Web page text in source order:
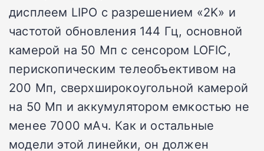
дисплеем LIPO с разрешением «2K» и
частотой обновления 144 Гц, основной
камерой на 50 Мп с сенсором LOFIC,
перископическим телеобъективом на
200 Мп, сверхширокоугольной камерой
на 50 Мп и аккумулятором емкостью не
менее 7000 мАч. Как и остальные
модели этой линейки, он должен